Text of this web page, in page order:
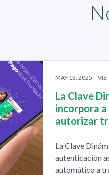
MAY 13, 2025 –
La Clave
incorpora
autorizar
La Clave
autenticación
automático a